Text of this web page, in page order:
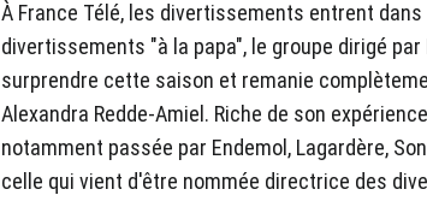
À France Télé, les divertissements entrent
divertissements "à la papa", le groupe dirigé
surprendre cette saison et remanie
Alexandra Redde-Amiel. Riche de son
notamment passée par Endemol, Lagardère,
celle qui vient d'être nommée directrice des